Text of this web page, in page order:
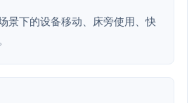
景下的设备移动、床旁使用、快